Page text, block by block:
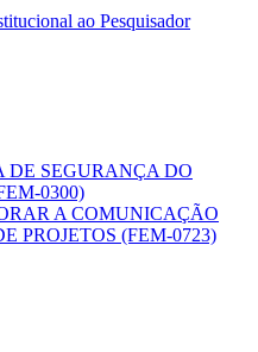
ao Pesquisador
DE SEGURANÇA DO
0300)
A COMUNICAÇÃO
PROJETOS (FEM-0723)